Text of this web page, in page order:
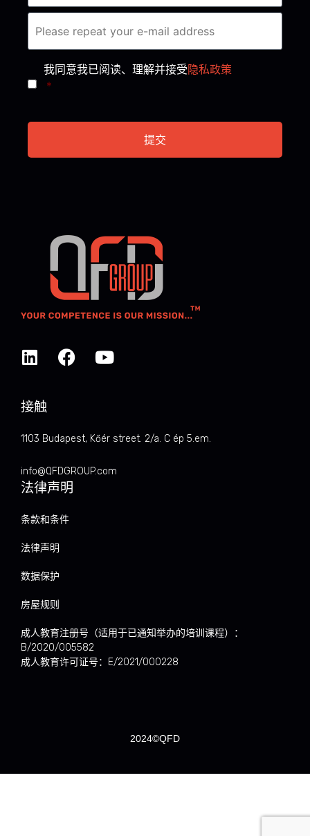
Consent *
我同意我已阅读、理解并接受隐私政策
*
接触
1103 Budapest, Kőér street. 2/a. C ép 5.em.
info@QFDGROUP.com
法律声明
条款和条件
法律声明
数据保护
房屋规则
成人教育注册号（适用于已通知举办的培训课程）：
B/2020/005582
成人教育许可证号：E/2021/000228
2024©QFD